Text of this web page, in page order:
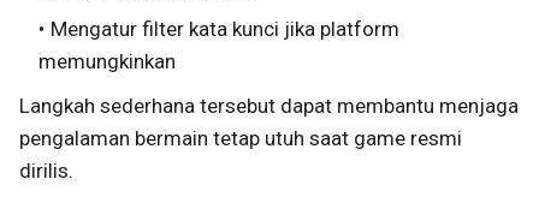
Mengatur filter kata kunci jika platform
memungkinkan
Langkah sederhana tersebut dapat membantu menjaga
pengalaman bermain tetap utuh saat game resmi
dirilis.